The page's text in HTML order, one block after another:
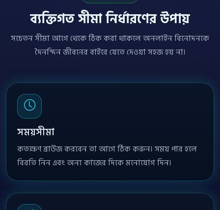
ব্যক্তিগত সীমা নির্ধারণের উপায়
সচেতন সীমা আগে থেকে ঠিক করা থাকলে অনলাইন বিনোদনকে
দৈনন্দিন জীবনের বাইরে যেতে দেওয়া সহজ হয় না।
সময়সীমা
কতক্ষণ ব্রাউজ করবেন তা আগে ঠিক করুন। সময় পার হলে
বিরতি নিন এবং অন্য কাজের দিকে মনোযোগ দিন।